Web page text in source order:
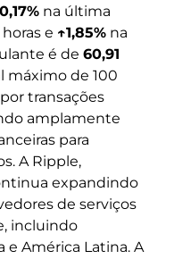
na última
e ↑1,85% na
é de 60,91
máximo de 100
transações
amplamente
para
A Ripple,
expandindo
de serviços
incluindo
e América Latina. A